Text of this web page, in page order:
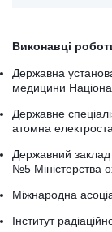
Виконавці
Державна
медицини
Державне
атомна
Державний заклад
№5 Міністерства
Міжнародна
Інститут